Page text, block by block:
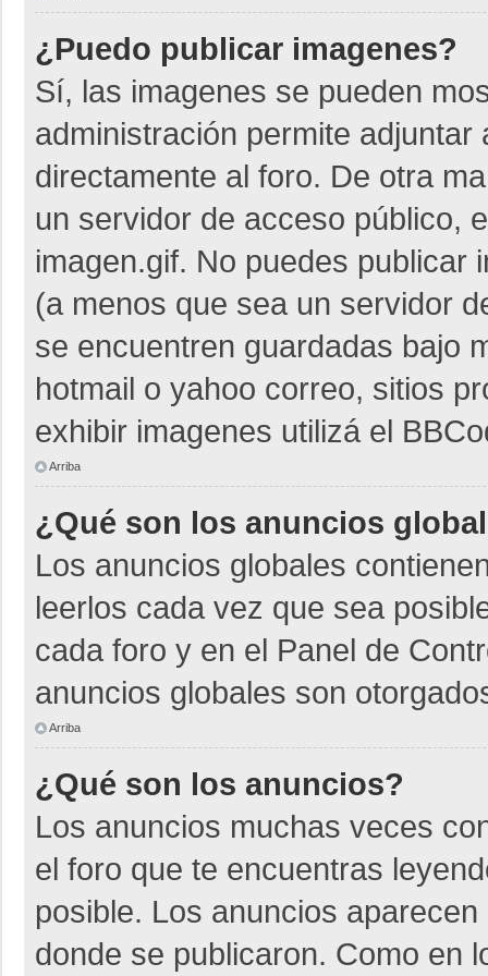
¿Puedo publicar imagenes?
Sí, las imagenes se pueden
administración permite
directamente al foro. De otra
un servidor de acceso público,
imagen.gif. No puedes publicar
(a menos que sea un servidor
se encuentren guardadas bajo
hotmail o yahoo correo, sitios
exhibir imagenes utilizá el
Arriba
¿Qué son los anuncios
Los anuncios globales
leerlos cada vez que sea
cada foro y en el Panel de
anuncios globales son
Arriba
¿Qué son los anuncios?
Los anuncios muchas veces
el foro que te encuentras
posible. Los anuncios
donde se publicaron. Como en